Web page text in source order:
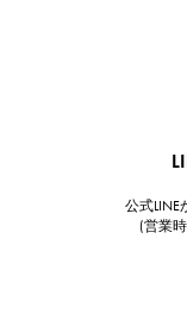
公式LINE
(営業